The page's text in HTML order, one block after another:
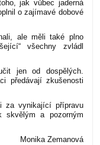
jak vůbec jaderná
o zajímavé dobové
ale měli také plno
všechny zvládl
jen od dospělých.
předávají zkušenosti
za vynikající přípravu
a pozorným
Monika Zemanová